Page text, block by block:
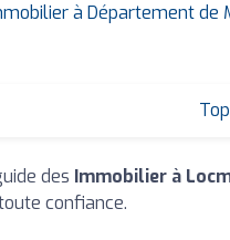
à Département de
des Immobilier à
confiance.